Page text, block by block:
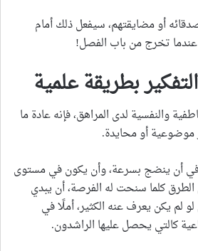
أو مضايقتهم، سيفعل ذلك أمام
تخرج من باب الفصل!
والنفسية لدى المراهق، فإنه عادة ما
أو محايدة.
في أن ينضج بسرعة، وأن يكون في مستوى
كلما سنحت له الفرصة، أن يبدي
يكن يعرف عنه الكثير، أملًا في
كالتي يحصل عليها الراشدون.